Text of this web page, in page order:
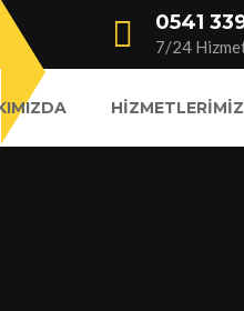
0541
7/24
HIZMETLERIMIZ